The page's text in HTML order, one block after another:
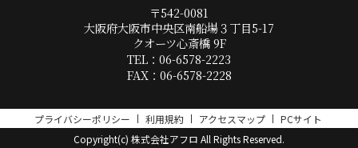
〒542-0081
大阪府大阪市中央区南船場３丁目5-17
クオーツ心斎橋 9F
TEL：06-6578-2223
FAX：06-6578-2228
プライバシーポリシー 利用規約 アクセスマップ
PCサイト
Copyright(c) 株式会社アフロ All Rights Reserved.